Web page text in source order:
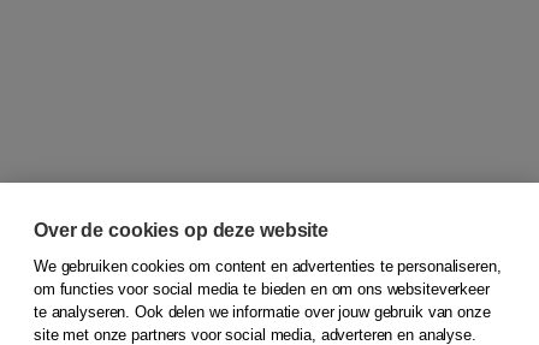
© 2026Koninklijke Boom uitgevers
Over de cookies op deze website
We gebruiken cookies om content en advertenties te personaliseren,
om functies voor social media te bieden en om ons websiteverkeer
te analyseren. Ook delen we informatie over jouw gebruik van onze
site met onze partners voor social media, adverteren en analyse.